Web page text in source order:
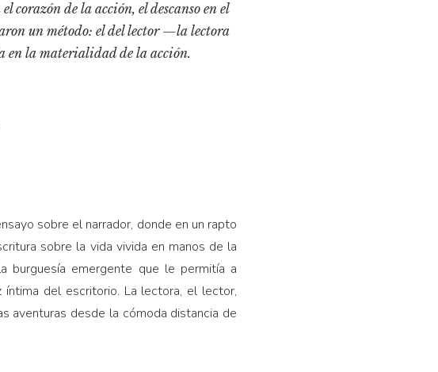
corazón de la acción, el descanso en el
un método: el del lector —la lectora
en la materialidad de la acción.
sobre el narrador, donde en un rapto
sobre la vida vivida en manos de la
burguesía emergente que le permitía a
del escritorio. La lectora, el lector,
aventuras desde la cómoda distancia de